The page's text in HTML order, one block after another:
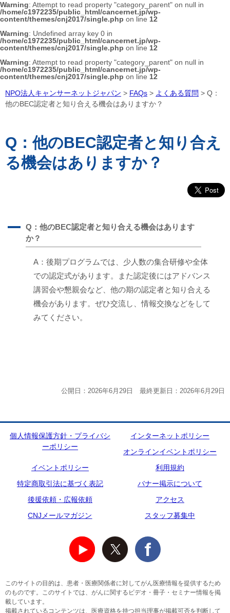
Warning: Attempt to read property "category_parent" on null in
/home/c1972235/public_html/cancernet.jp/wp-
content/themes/cnj2017/single.php on line 12
Warning: Undefined array key 0 in
/home/c1972235/public_html/cancernet.jp/wp-
content/themes/cnj2017/single.php on line 12
Warning: Attempt to read property "category_parent" on null in
/home/c1972235/public_html/cancernet.jp/wp-
content/themes/cnj2017/single.php on line 12
NPO法人キャンサーネットジャパン > FAQs > よくある質問 > Q：
他のBEC認定者と知り合える機会はありますか？
Q：他のBEC認定者と知り合え
る機会はありますか？
A Q：他のBEC認定者と知り合える機会はあります
か？
A：後期プログラムでは、少人数の集合研修や全体
での認定式があります。また認定後にはアドバンス
講習会や懇親会など、他の期の認定者と知り合える
機会があります。ぜひ交流し、情報交換などをして
みてください。
公開日：2026年6月29日 最終更新日：2026年6月29日
個人情報保護方針・プライバシ
ーポリシー
インターネットポリシー
オンラインイベントポリシー
イベントポリシー
利用規約
特定商取引法に基づく表記
バナー掲示について
後援依頼・広報依頼
アクセス
CNJメールマガジン
スタッフ募集中
このサイトの目的は、患者・医療関係者に対してがん医療情報を提供するため
のものです。このサイトでは、がんに関するビデオ・冊子・セミナー情報を掲
載しています。
掲載されているコンテンツは、医療資格を持つ担当理事が掲載可否を判断して